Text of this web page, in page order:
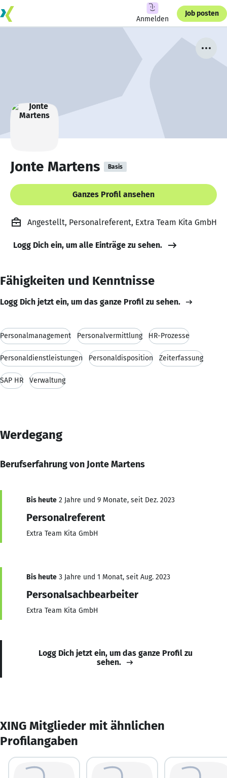
Anmelden
Job posten
Jonte Martens Basis
Ganzes Profil ansehen
Angestellt, Personalreferent, Extra Team Kita GmbH
Logg Dich ein, um alle Einträge zu sehen.
Fähigkeiten und Kenntnisse
Logg Dich jetzt ein, um das ganze Profil zu sehen.
Personalmanagement Personalvermittlung HR-Prozesse
Personaldienstleistungen Personaldisposition Zeiterfassung
SAP HR Verwaltung
Werdegang
Berufserfahrung von Jonte Martens
Bis heute 2 Jahre und 9 Monate, seit Dez. 2023
Personalreferent
Extra Team Kita GmbH
Bis heute 3 Jahre und 1 Monat, seit Aug. 2023
Personalsachbearbeiter
Extra Team Kita GmbH
Logg Dich jetzt ein, um das ganze Profil zu
sehen.
XING Mitglieder mit ähnlichen
Profilangaben